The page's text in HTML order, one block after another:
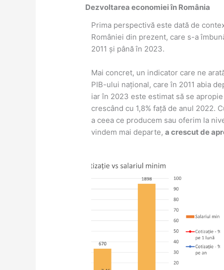
Dezvoltarea economiei în România
Prima perspectivă este dată de
României din prezent, care s-a
2011 și până în 2023.
Mai concret, un indicator care ne
PIB-ului național, care în 2011 abia
iar în 2023 este estimat să se
crescând cu 1,8% față de anul 2022.
a ceea ce producem sau oferim la
vindem mai departe,a crescut de